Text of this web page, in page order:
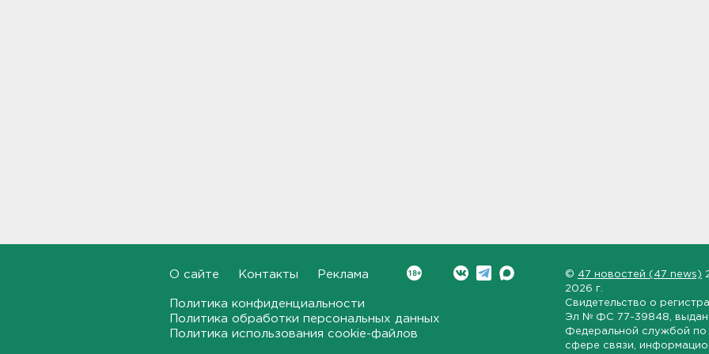
На территории школы в
Таиланде произошла
стрельба: есть жертвы и
О сайте Контакты Реклама
Политика конфиденциальности
Политика обработки персональных данных
Политика использования cookie-файлов
© 47 новостей (47 news)
2026 г.
Свидетельство о
Эл № ФС 77-39848 ,
Федеральной службой по
сфере связи,